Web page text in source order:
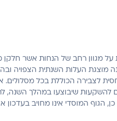
מגוון רחב של הנחות אשר חלקן
מוצגת העלות השנתית הצפויה
הכוללת בכל מסלולים. אי
להשקעות שיבוצעו במהלך השנה,
המוסדי אינו מחויב בעדכון